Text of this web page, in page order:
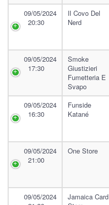
09/05/2024
20:30
Il Covo Del
Nerd
09/05/2024
17:30
Smoke
Giustizieri
Fumetteria E
Svapo
09/05/2024
16:30
Funside
Katané
09/05/2024
21:00
One Store
09/05/2024
Jamaica Card